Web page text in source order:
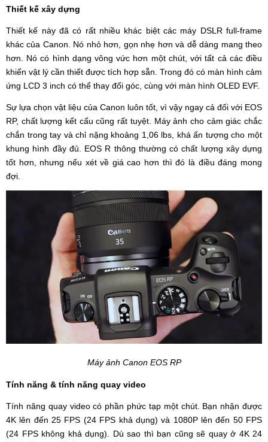
Thiết kế xây dựng
Thiết kế này đã có rất nhiều khác biệt các máy DSLR full-frame
khác của Canon. Nó nhỏ hơn, gọn nhẹ hơn và dễ dàng mang theo
hơn. Nó có hình dạng vông vức hơn một chút, với tất cả các điều
khiển vật lý cần thiết được tích hợp sẵn. Trong đó có màn hình cảm
ứng LCD 3 inch có thể thay đổi góc, cùng với màn hình OLED EVF.
Sự lựa chọn vật liệu của Canon luôn tốt, vì vậy ngay cả đối với EOS
RP, chất lượng kết cấu cũng rất tuyệt. Máy ảnh cho cảm giác chắc
chắn trong tay và chỉ nặng khoảng 1,06 lbs, khá ấn tượng cho một
khung hình đầy đủ. EOS R thông thường có chất lượng xây dựng
tốt hơn, nhưng nếu xét về giá cao hơn thì đó là điều đáng mong
đợi.
Máy ảnh Canon EOS RP
Tính năng & tính năng quay video
Tính năng quay video có phần phức tạp một chút. Bạn nhận được
4K lên đến 25 FPS (24 FPS khả dụng) và 1080P lên đến 50 FPS
(24 FPS không khả dụng). Dù sao thì bạn cũng sẽ quay ở 4K 24